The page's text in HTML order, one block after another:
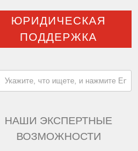
ЮРИДИЧЕСКАЯ
ПОДДЕРЖКА
НАШИ ЭКСПЕРТНЫЕ
ВОЗМОЖНОСТИ